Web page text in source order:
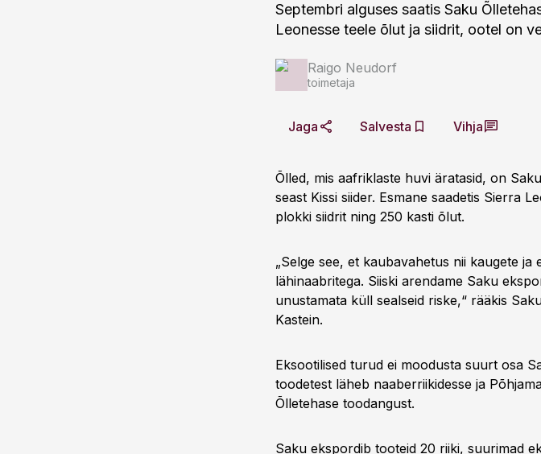
Septembri alguses saatis Saku
Leonesse teele õlut ja siidrit, ootel on
Raigo Neudorf
toimetaja
Jaga Salvesta Vihja
Õlled, mis aafriklaste huvi äratasid, on
seast Kissi siider. Esmane saadetis Sierra
plokki siidrit ning 250 kasti
„Selge see, et kaubavahetus nii kaugete
lähinaabritega. Siiski arendame Saku
unustamata küll sealseid riske,“ rääkis
Kastein.
Eksootilised turud ei moodusta suurt osa
toodetest läheb naaberriikidesse ja
Õlletehase toodangust.
Saku ekspordib tooteid 20 riiki, suurimad